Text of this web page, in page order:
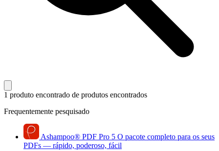
1 produto encontrado de produtos encontrados
Frequentemente pesquisado
Ashampoo® PDF Pro 5 O pacote completo para os seus
PDFs — rápido, poderoso, fácil